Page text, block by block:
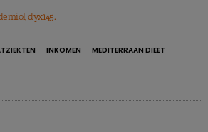
dyx145.
INKOMEN
MEDITERRAAN DIEET